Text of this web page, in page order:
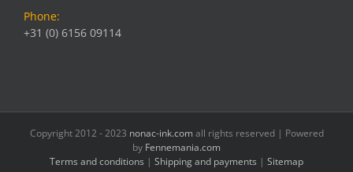
Phone:
+31 (0) 6156 09114
Copyright 2012 - 2023 nonac-ink.com all rights reserved | Powered
by Fennemania.com
Terms and conditions | Shipping and payments | Sitemap